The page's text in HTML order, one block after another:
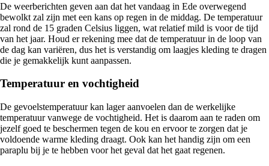
De weerberichten geven aan dat het vandaag in Ede overwegend
bewolkt zal zijn met een kans op regen in de middag. De temperatuur
zal rond de 15 graden Celsius liggen, wat relatief mild is voor de tijd
van het jaar. Houd er rekening mee dat de temperatuur in de loop van
de dag kan variëren, dus het is verstandig om laagjes kleding te dragen
die je gemakkelijk kunt aanpassen.
Temperatuur en vochtigheid
De gevoelstemperatuur kan lager aanvoelen dan de werkelijke
temperatuur vanwege de vochtigheid. Het is daarom aan te raden om
jezelf goed te beschermen tegen de kou en ervoor te zorgen dat je
voldoende warme kleding draagt. Ook kan het handig zijn om een
paraplu bij je te hebben voor het geval dat het gaat regenen.